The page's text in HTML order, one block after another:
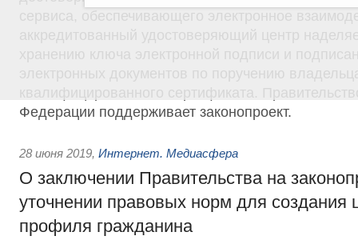
Федерации поддерживает законопроект.
28 июня 2019, Интернет. Медиасфера
О заключении Правительства на
уточнении правовых норм для создания
профиля гражданина